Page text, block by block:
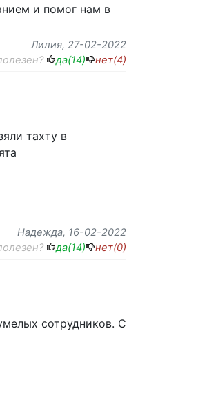
и помог нам в
Лилия, 27-02-2022
да(14) нет(4)
тахту в
Надежда, 16-02-2022
да(14) нет(0)
сотрудников. С